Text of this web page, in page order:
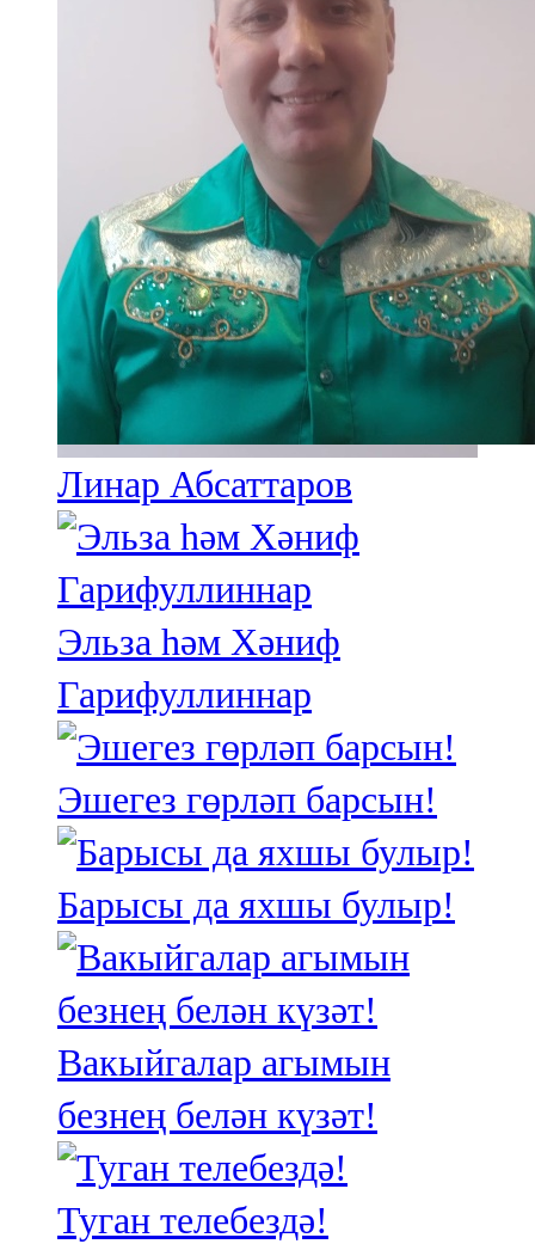
Линар Абсаттаров
Эльза һәм Хәниф
Гарифуллиннар
Эшегез гөрләп барсын!
Барысы да яхшы булыр!
Вакыйгалар агымын
безнең белән күзәт!
Туган телебездә!